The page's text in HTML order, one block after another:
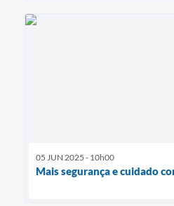
05 JUN 2025 - 10h00
Mais segurança e cuidado